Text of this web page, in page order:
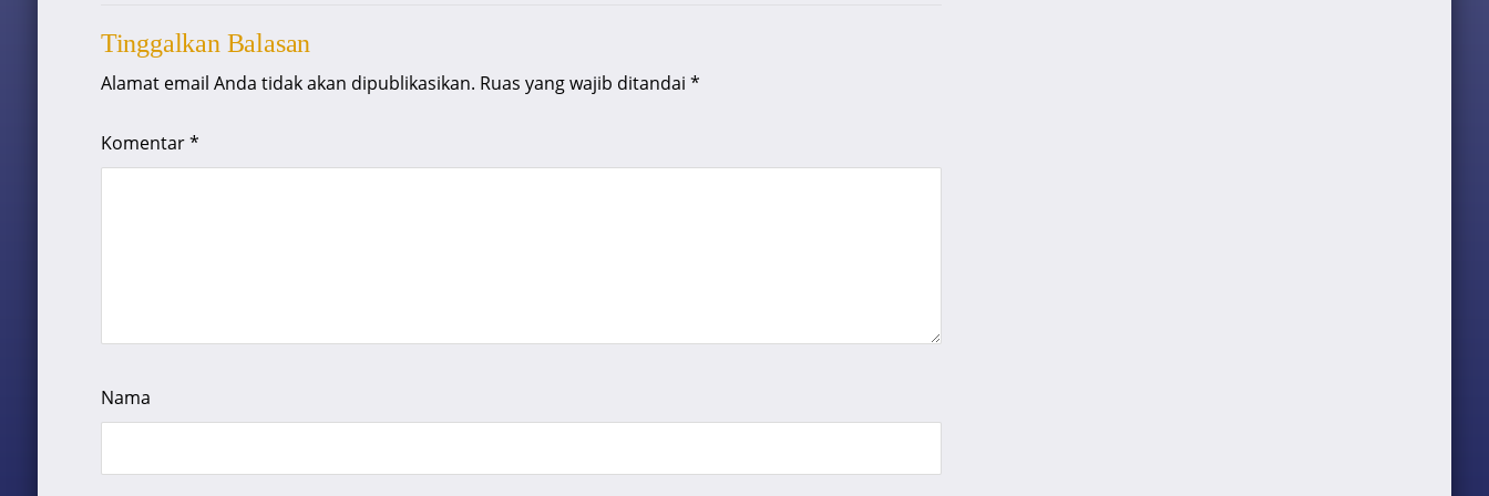
Tinggalkan Balasan
Alamat email Anda tidak akan dipublikasikan. Ruas yang wajib ditandai *
Komentar*
Nama